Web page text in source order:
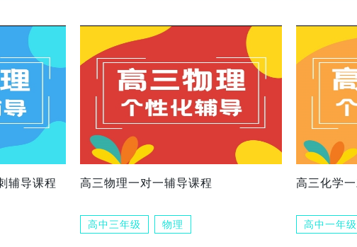
辅导课程 高三物理一对一辅导课程
高中三年级 物理
高三化学
高中一年级